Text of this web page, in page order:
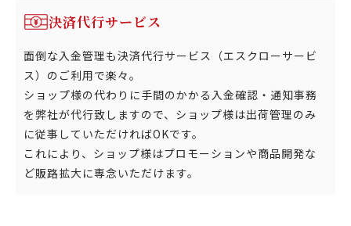
決済代行サービス
面倒な入金管理も決済代行サービス（エスクローサービ
ス）のご利用で楽々。
ショップ様の代わりに手間のかかる入金確認・通知事務
を弊社が代行致しますので、ショップ様は出荷管理のみ
に従事していただければOKです。
これにより、ショップ様はプロモーションや商品開発な
ど販路拡大に専念いただけます。